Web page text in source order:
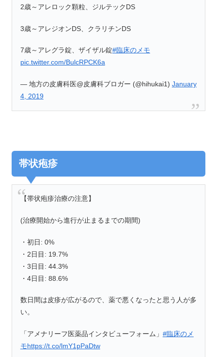
2歳～アレロック顆粒、ジルテックDS
3歳～アレジオンDS、クラリチンDS
7歳～アレグラ錠、ザイザル錠#臨床のメモ
pic.twitter.com/BulcRPCK6a
— 地方の皮膚科医@皮膚科ブロガー (@hihukai1) January
4, 2019
帯状疱疹
【帯状疱疹治療の注意】
(治療開始から進行が止まるまでの期間)
・初日: 0%
・2日目: 19.7%
・3日目: 44.3%
・4日目: 88.6%
数日間は皮疹が広がるので、薬で悪くなったと思う人が多
い。
「アメナリーフ医薬品インタビューフォーム」 #臨床のメ
モhttps://t.co/lmY1pPaDtw